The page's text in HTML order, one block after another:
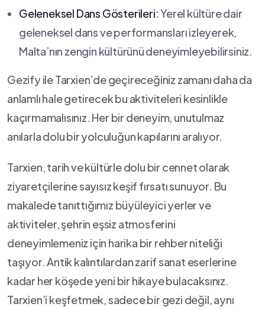
Geleneksel Dans Gösterileri:Yerel kültüre dair
geleneksel dans ve performansları izleyerek,
Malta’nın‍ zengin kültürünü⁢ deneyimleyebilirsiniz.
Gezify ile Tarxien’de geçireceğiniz zamanı daha da
anlamlı hale getirecek bu⁢ aktiviteleri kesinlikle
kaçırmamalısınız. Her bir deneyim, unutulmaz
anılarla dolu bir yolculuğun kapılarını aralıyor.
Tarxien, tarih ve kültürle dolu bir cennet olarak
ziyaretçilerine sayısız keşif fırsatı​ sunuyor. Bu
makalede tanıttığımız‍ büyüleyici yerler ve
aktiviteler, şehrin eşsiz atmosferini
deneyimlemeniz için harika bir rehber niteliği
taşıyor. Antik kalıntılardan zarif ⁤sanat eserlerine
kadar her‍ köşede yeni bir hikaye bulacaksınız.
Tarxien’i keşfetmek, sadece bir gezi değil, aynı